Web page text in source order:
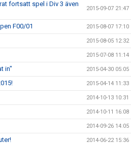
fortsatt spel i Div 3 även
2015-09-07 21:47
F00/01 2015-08-07 17:10
2015-08-05 12:32
2015-07-08 11:14
in" 2015-04-30 05:05
2015-04-14 11:33
2014-10-13 10:31
2014-10-11 16:08
2014-09-26 14:05
2014-06-22 15:36